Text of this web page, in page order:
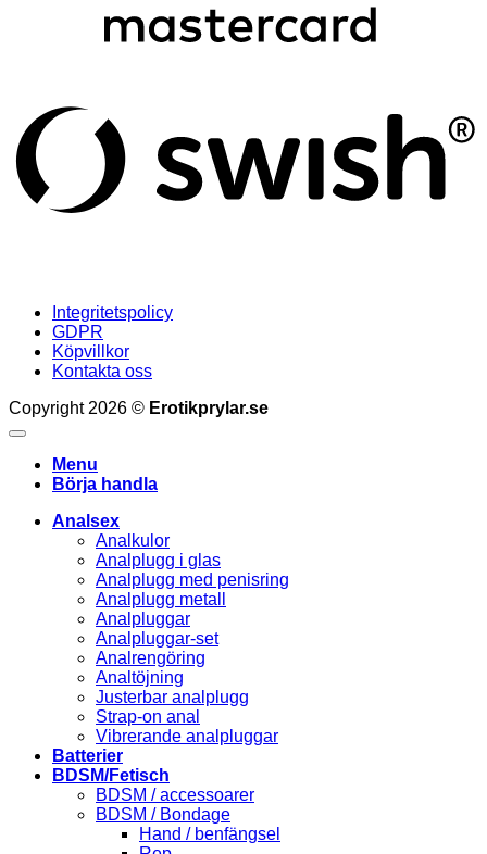
Integritetspolicy
GDPR
Köpvillkor
Kontakta oss
Copyright 2026 © Erotikprylar.se
Menu
Börja handla
Analsex
Analkulor
Analplugg i glas
Analplugg med penisring
Analplugg metall
Analpluggar
Analpluggar-set
Analrengöring
Analtöjning
Justerbar analplugg
Strap-on anal
Vibrerande analpluggar
Batterier
BDSM/Fetisch
BDSM / accessoarer
BDSM / Bondage
Hand / benfängsel